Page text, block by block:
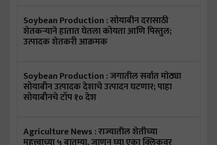
Soybean Production : सोयाबीन दरासाठी
शेतकऱ्याने हातात घेतला कोयता आणि पिस्तुल;
उत्पादक शेतकरी आक्रमक
Soybean Production : जगातील सर्वात मोठ्या
सोयाबीन उत्पादक देशाचे उत्पादन घटणार; पाहा
सोयाबीनचे टॉप १० देश
Agriculture News : राज्यातील शेतीच्या